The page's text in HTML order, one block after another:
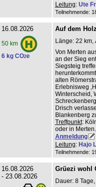
Leitung: Ute
Teilnehmende:
16.08.2026
50 km
6 kg CO2e
Auf dem
Länge: 22 km,
Von Merten
an der Sieg
Siegsteig
alten
Erlebnisweg
Winterscheid,
Drisch
Blankenberg
Treffpunkt:
oder in
Anmeldung
Leitung: Hajo
Teilnehmende:
16.08.2026
- 23.08.2026
Grüezi wohl
Dauer: 8